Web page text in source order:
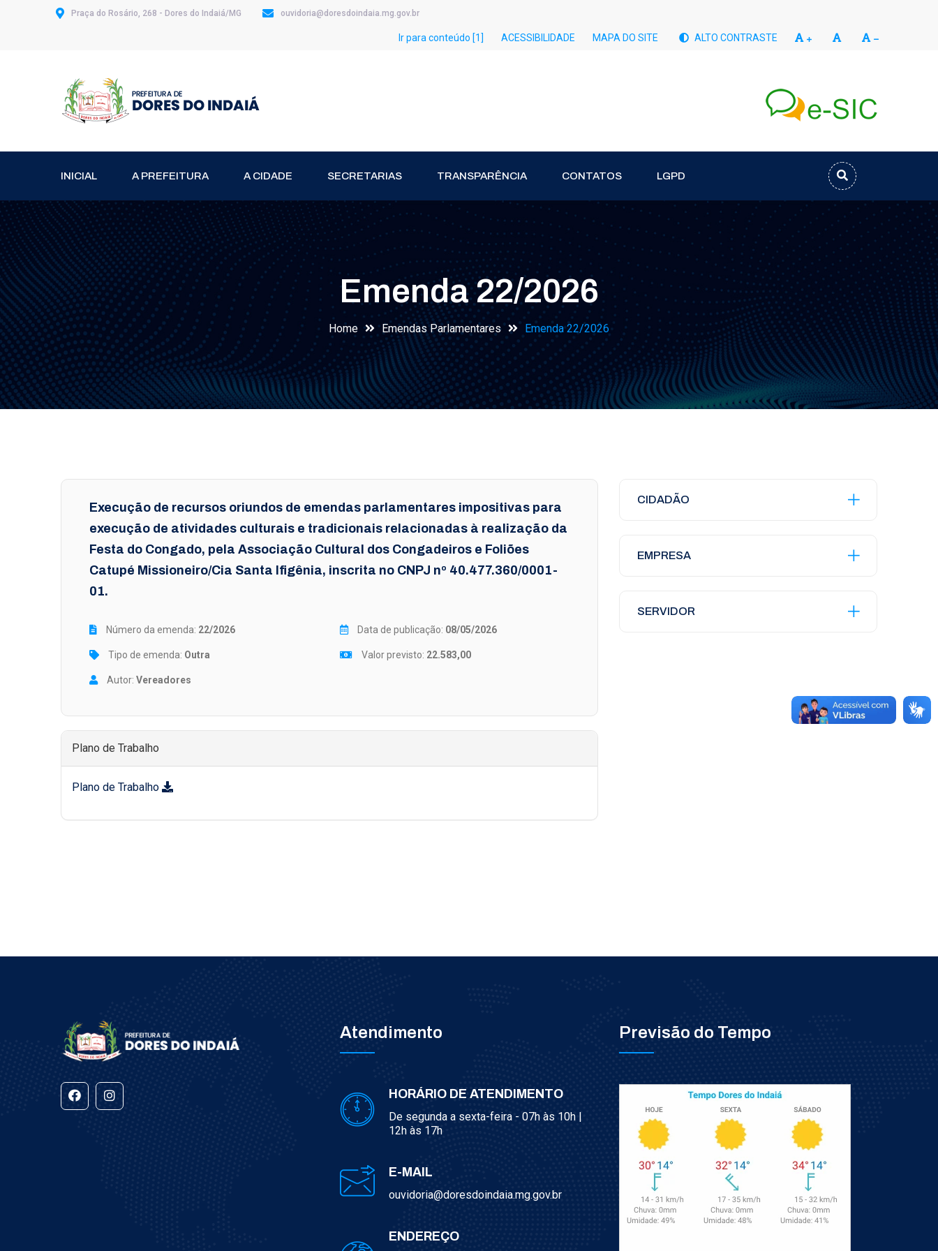
Praça do Rosário, 268 - Dores do Indaiá/MG ouvidoria@doresdoindaia.mg.gov.br
Ir para conteúdo [1] ACESSIBILIDADE MAPA DO SITE ALTO CONTRASTE
INICIAL A PREFEITURA A CIDADE SECRETARIAS TRANSPARÊNCIA CONTATOS LGPD
Emenda 22/2026
Home Emendas Parlamentares Emenda 22/2026
Execução de recursos oriundos de emendas parlamentares impositivas para
execução de atividades culturais e tradicionais relacionadas à realização da
Festa do Congado, pela Associação Cultural dos Congadeiros e Foliões
Catupé Missioneiro/Cia Santa Ifigênia, inscrita no CNPJ nº 40.477.360/0001-
01.
Número da emenda: 22/2026
Tipo de emenda: Outra
Autor: Vereadores
Data de publicação: 08/05/2026
Valor previsto: 22.583,00
Plano de Trabalho
Plano de Trabalho
CIDADÃO
EMPRESA
SERVIDOR
Atendimento
HORÁRIO DE ATENDIMENTO
De segunda a sexta-feira - 07h às 10h |
12h às 17h
E-MAIL
ouvidoria@doresdoindaia.mg.gov.br
ENDEREÇO
Previsão do Tempo